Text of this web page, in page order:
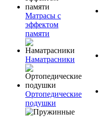
Матрасы с
эффектом
памяти
Наматрасники
Ортопедические
подушки